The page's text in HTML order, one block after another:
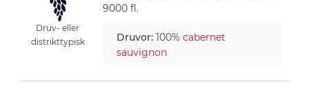
Druv- eller
distrikttypisk
9000 fl.
Druvor:100%cabernet
sauvignon